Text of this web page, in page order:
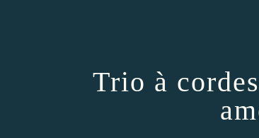
Trio à